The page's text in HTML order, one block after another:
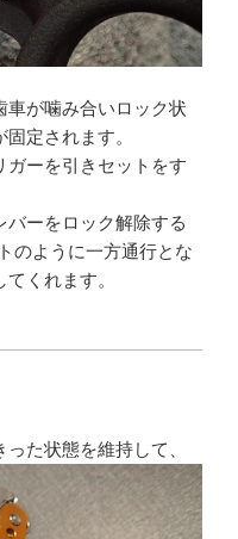
車が噛み合いロック状
定されます。
ガーを引きセットをす
ーをロック解除する
のように一方通行とな
くれます。
た状態を維持して、